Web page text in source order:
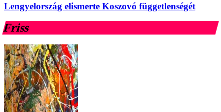
Lengyelország elismerte Koszovó függetlenségét
Friss